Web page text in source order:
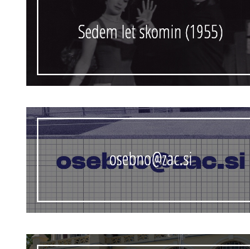
Sedem let skomin (1955)
osebno@zac.si